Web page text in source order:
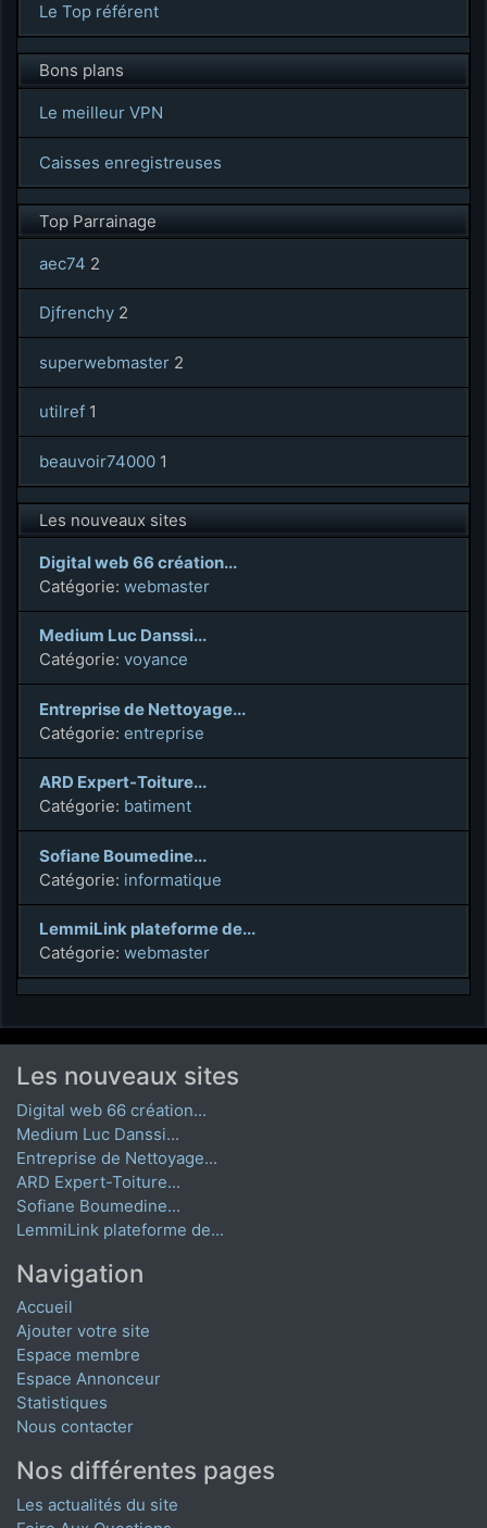
Le Top référent
Bons plans
Le meilleur VPN
Caisses enregistreuses
Top Parrainage
aec74 2
Djfrenchy 2
superwebmaster 2
utilref 1
beauvoir74000 1
Les nouveaux sites
Digital web 66 création...
Catégorie: webmaster
Medium Luc Danssi...
Catégorie: voyance
Entreprise de Nettoyage...
Catégorie: entreprise
ARD Expert-Toiture...
Catégorie: batiment
Sofiane Boumedine...
Catégorie: informatique
LemmiLink plateforme de...
Catégorie: webmaster
Les nouveaux sites
Digital web 66 création...
Medium Luc Danssi...
Entreprise de Nettoyage...
ARD Expert-Toiture...
Sofiane Boumedine...
LemmiLink plateforme de...
Navigation
Accueil
Ajouter votre site
Espace membre
Espace Annonceur
Statistiques
Nous contacter
Nos différentes pages
Les actualités du site